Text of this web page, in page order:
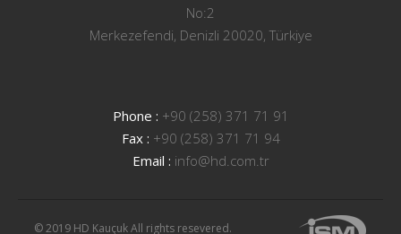
No:2
Merkezefendi, Denizli 20020, Türkiye
Phone : +90 (258) 371 71 91
Fax : +90 (258) 371 71 94
Email : info@hd.com.tr
© 2019 HD Kauçuk All rights resevered.